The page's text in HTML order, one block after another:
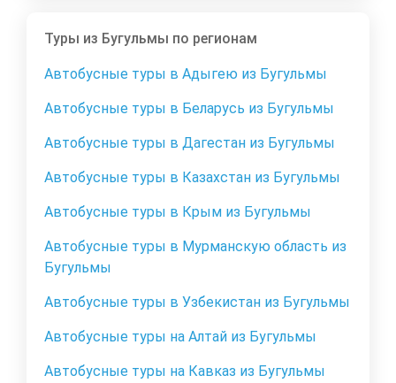
Туры из Бугульмы по регионам
Автобусные туры в Адыгею из Бугульмы
Автобусные туры в Беларусь из Бугульмы
Автобусные туры в Дагестан из Бугульмы
Автобусные туры в Казахстан из Бугульмы
Автобусные туры в Крым из Бугульмы
Автобусные туры в Мурманскую область из
Бугульмы
Автобусные туры в Узбекистан из Бугульмы
Автобусные туры на Алтай из Бугульмы
Автобусные туры на Кавказ из Бугульмы